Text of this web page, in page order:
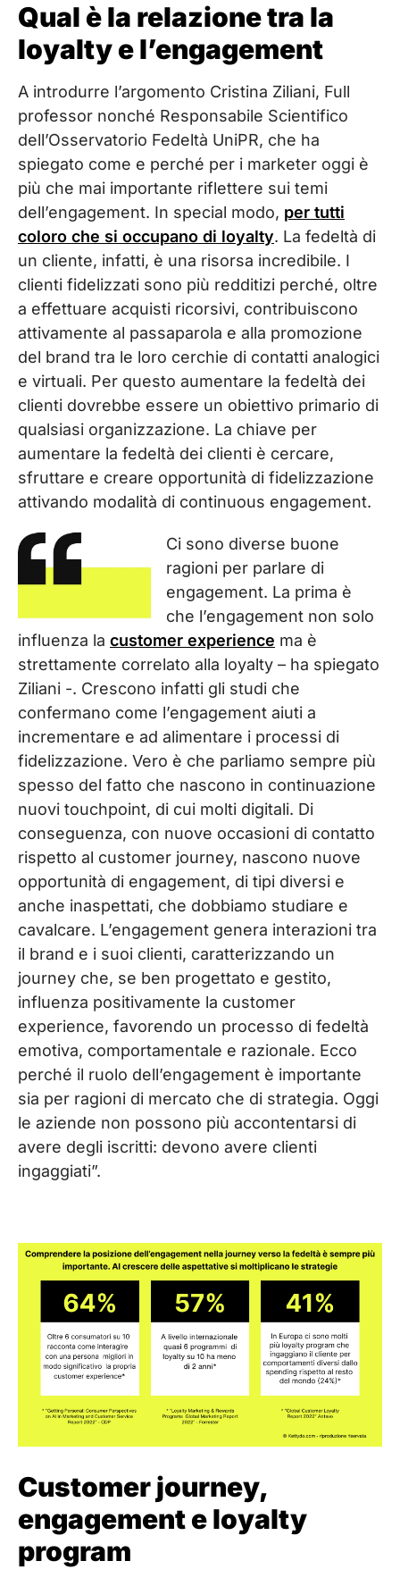
Qual è la relazione tra la
loyalty e l’engagement
A introdurre l’argomento Cristina Ziliani, Full
professor nonché Responsabile Scientifico
dell’Osservatorio Fedeltà UniPR, che ha
spiegato come e perché per i marketer oggi è
più che mai importante riflettere sui temi
dell’engagement. In special modo, per tutti
coloro che si occupano di loyalty. La fedeltà di
un cliente, infatti, è una risorsa incredibile. I
clienti fidelizzati sono più redditizi perché, oltre
a effettuare acquisti ricorsivi, contribuiscono
attivamente al passaparola e alla promozione
del brand tra le loro cerchie di contatti analogici
e virtuali. Per questo aumentare la fedeltà dei
clienti dovrebbe essere un obiettivo primario di
qualsiasi organizzazione. La chiave per
aumentare la fedeltà dei clienti è cercare,
sfruttare e creare opportunità di fidelizzazione
attivando modalità di continuous engagement.
Ci sono diverse buone
ragioni per parlare di
engagement. La prima è
che l’engagement non solo
influenza la customer experience ma è
strettamente correlato alla loyalty – ha spiegato
Ziliani -. Crescono infatti gli studi che
confermano come l’engagement aiuti a
incrementare e ad alimentare i processi di
fidelizzazione. Vero è che parliamo sempre più
spesso del fatto che nascono in continuazione
nuovi touchpoint, di cui molti digitali. Di
conseguenza, con nuove occasioni di contatto
rispetto al customer journey, nascono nuove
opportunità di engagement, di tipi diversi e
anche inaspettati, che dobbiamo studiare e
cavalcare. L’engagement genera interazioni tra
il brand e i suoi clienti, caratterizzando un
journey che, se ben progettato e gestito,
influenza positivamente la customer
experience, favorendo un processo di fedeltà
emotiva, comportamentale e razionale. Ecco
perché il ruolo dell’engagement è importante
sia per ragioni di mercato che di strategia. Oggi
le aziende non possono più accontentarsi di
avere degli iscritti: devono avere clienti
ingaggiati”.
Customer journey,
engagement e loyalty
program